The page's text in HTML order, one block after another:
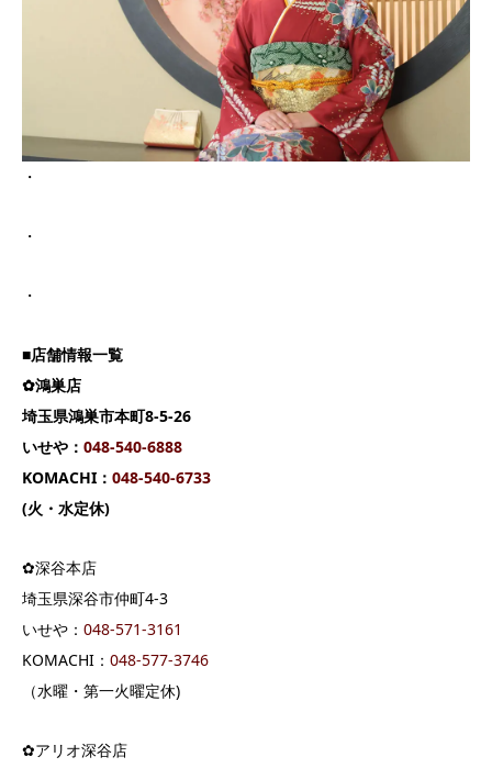
・
・
・
■店舗情報一覧
✿鴻巣店
埼玉県鴻巣市本町8-5-26
いせや： 048-540-6888
KOMACHI： 048-540-6733
(火・水定休)
✿深谷本店
埼玉県深谷市仲町4-3
いせや： 048-571-3161
KOMACHI： 048-577-3746
（水曜・第一火曜定休)
✿アリオ深谷店